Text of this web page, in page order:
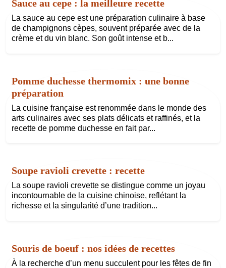
Sauce au cepe : la meilleure recette
La sauce au cepe est une préparation culinaire à base
de champignons cèpes, souvent préparée avec de la
crème et du vin blanc. Son goût intense et b...
Pomme duchesse thermomix : une bonne
préparation
La cuisine française est renommée dans le monde des
arts culinaires avec ses plats délicats et raffinés, et la
recette de pomme duchesse en fait par...
Soupe ravioli crevette : recette
La soupe ravioli crevette se distingue comme un joyau
incontournable de la cuisine chinoise, reflétant la
richesse et la singularité d’une tradition...
Souris de boeuf : nos idées de recettes
À la recherche d’un menu succulent pour les fêtes de fin